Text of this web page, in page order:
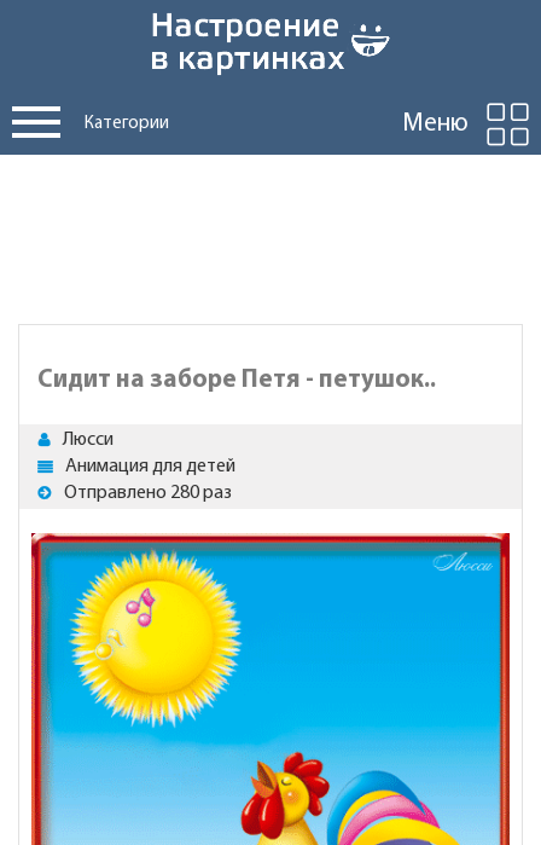
Категории Меню
Сидит на заборе Петя - петушок..
Люсси
Анимация для детей
Отправлено 280 раз